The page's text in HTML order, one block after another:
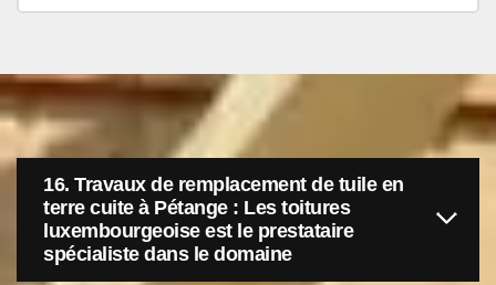
16. Travaux de remplacement de tuile en
terre cuite à Pétange : Les toitures
luxembourgeoise est le prestataire
spécialiste dans le domaine